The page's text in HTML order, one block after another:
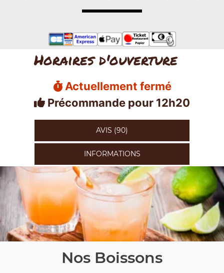
Horaires d'ouverture
Actuellement fermé
Précommande pour 12h20
AVIS (90)
INFORMATIONS
Nos Boissons